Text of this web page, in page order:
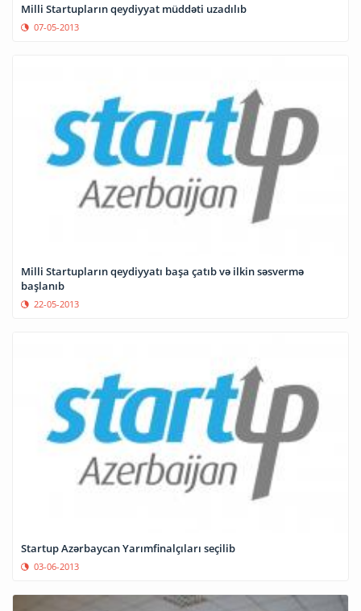
Milli Startupların qeydiyyat müddəti uzadılıb
07-05-2013
Milli Startupların qeydiyyatı başa çatıb və ilkin səsvermə
başlanıb
22-05-2013
Startup Azərbaycan Yarımfinalçıları seçilib
03-06-2013